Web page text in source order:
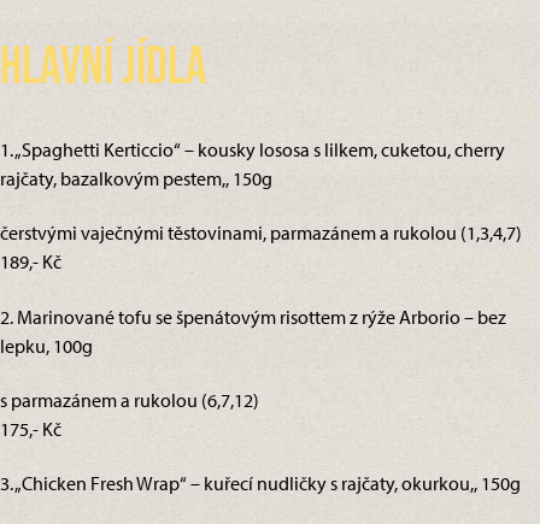
Hlavní jídla
1. „Spaghetti Kerticcio“ – kousky lososa s lilkem, cuketou, cherry
rajčaty, bazalkovým pestem,, 150g
čerstvými vaječnými těstovinami, parmazánem a rukolou (1,3,4,7)
189,- Kč
2. Marinované tofu se špenátovým risottem z rýže Arborio – bez
lepku, 100g
s parmazánem a rukolou (6,7,12)
175,- Kč
3. „Chicken Fresh Wrap“ – kuřecí nudličky s rajčaty, okurkou,, 150g